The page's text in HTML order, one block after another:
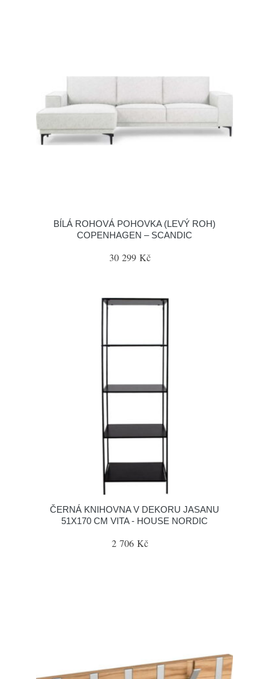
BÍLÁ ROHOVÁ POHOVKA (LEVÝ ROH)
COPENHAGEN – SCANDIC
30 299 Kč
ČERNÁ KNIHOVNA V DEKORU JASANU
51X170 CM VITA - HOUSE NORDIC
2 706 Kč